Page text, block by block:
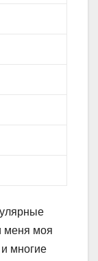
меня моя
многие